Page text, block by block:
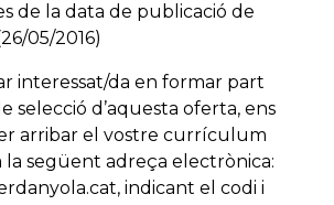
de la data de publicació de
05/2016)
interessat/da en formar part
selecció d’aquesta oferta, ens
arribar el vostre currículum
següent adreça electrònica:
indicant el codi i